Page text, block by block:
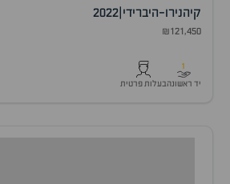
קיהנירו-היברידי 2022
₪121,450
1
יד ראשונהבעלות פרטית